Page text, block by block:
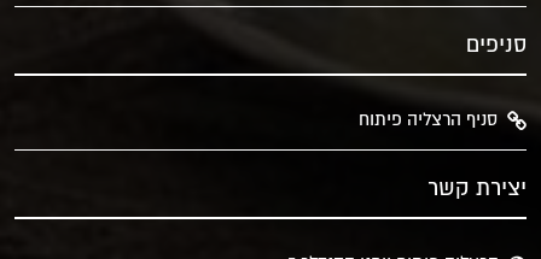
סניפים
סניף הרצליה פיתוח
יצירת קשר